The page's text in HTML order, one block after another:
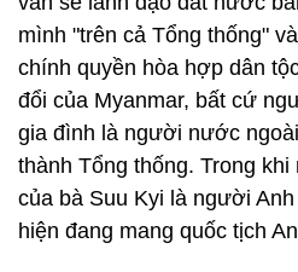
mình "trên cả Tổng thống"
chính quyền hòa hợp dân
đổi của Myanmar, bất cứ
gia đình là người nước
thành Tổng thống. Trong
của bà Suu Kyi là người
hiện đang mang quốc tịch